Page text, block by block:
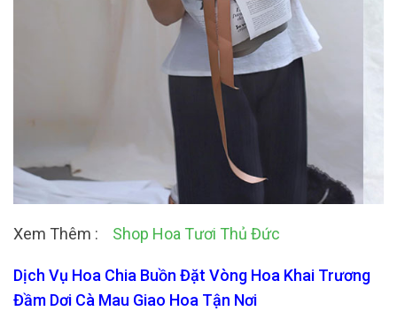
Xem Thêm : Shop Hoa Tươi Thủ Đức
Dịch Vụ Hoa Chia Buồn Đặt Vòng Hoa Khai Trương
Đầm Dơi Cà Mau Giao Hoa Tận Nơi